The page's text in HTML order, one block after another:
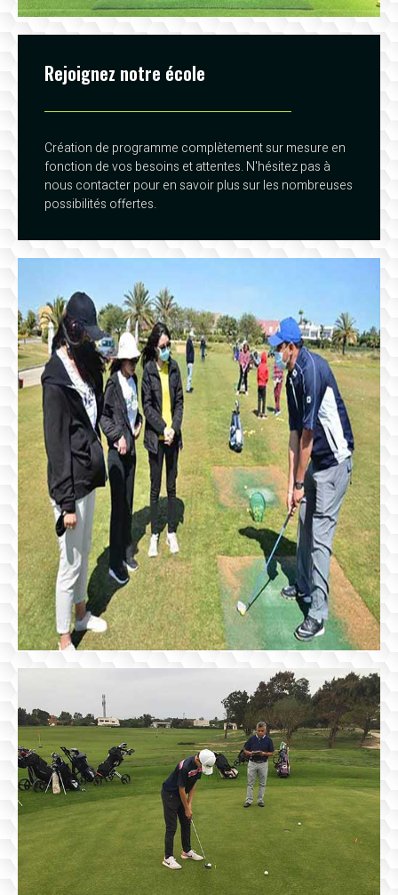
Rejoignez notre école
Création de programme complètement sur mesure en
fonction de vos besoins et attentes. N'hésitez pas à
nous contacter pour en savoir plus sur les nombreuses
possibilités offertes.